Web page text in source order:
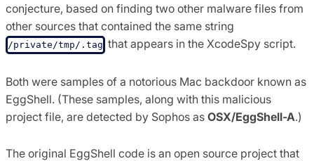
conjecture, based on finding two other malware files from
other sources that contained the same string
/private/tmp/.tag that appears in the XcodeSpy script.
Both were samples of a notorious Mac backdoor known as
EggShell. (These samples, along with this malicious
project file, are detected by Sophos as OSX/EggShell-A.)
The original EggShell code is an open source project that